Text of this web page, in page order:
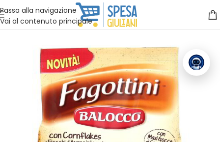
Passa alla navigazione
Vai al contenuto principale
Vuoi assistenza?Clicca qui e ti richiamiamo noi